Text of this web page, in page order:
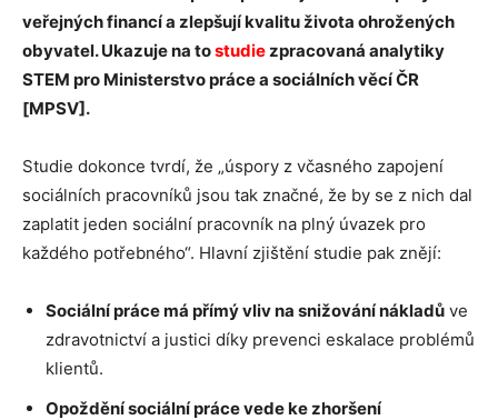
veřejných financí a zlepšují kvalitu života ohrožených
obyvatel. Ukazuje na tostudiezpracovaná analytiky
STEM pro Ministerstvo práce a sociálních věcí ČR
[MPSV].
Studie dokonce tvrdí, že „úspory z včasného zapojení
sociálních pracovníků jsou tak značné, že by se z nich dal
zaplatit jeden sociální pracovník na plný úvazek pro
každého potřebného“. Hlavní zjištění studie pak znějí:
Sociální práce má přímý vliv na snižování nákladů ve
zdravotnictví a justici díky prevenci eskalace problémů
klientů.
Opoždění sociální práce vede ke zhoršení